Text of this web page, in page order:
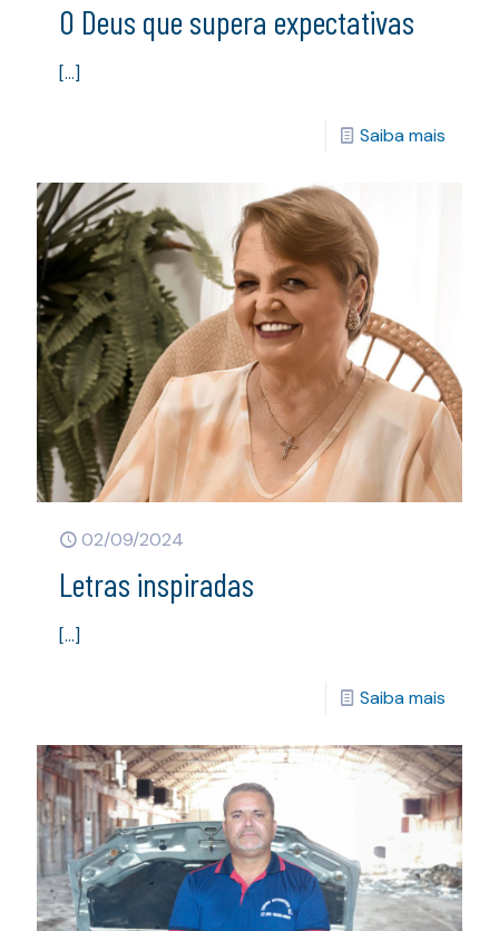
O Deus que supera expectativas
[…]
Saiba mais
02/09/2024
Letras inspiradas
[…]
Saiba mais